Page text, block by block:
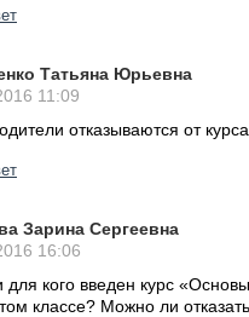
Татьяна Юрьевна
11:09
отказываются от
Зарина Сергеевна
16:06
для кого введен курс
классе? Можно ли